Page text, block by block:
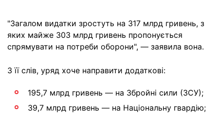
"Загалом видатки зростуть на 317 млрд гривень, з
яких майже 303 млрд гривень пропонується
спрямувати на потреби оборони", — заявила вона.
З її слів, уряд хоче направити додаткові:
195,7 млрд гривень — на Збройні сили (ЗСУ);
39,7 млрд гривень — на Національну гвардію;